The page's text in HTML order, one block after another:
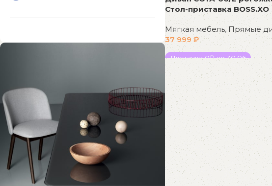
Стол-приставка BOSS.XO
Мягкая мебель, Прямые
37 999 ₽
Доставка 0₽ до 30.06
В корзину